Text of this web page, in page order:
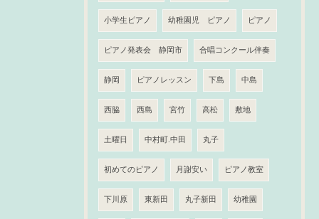
小学生ピアノ 幼稚園児 ピアノ ピアノ
ピアノ発表会 静岡市 合唱コンクール伴奏
静岡 ピアノレッスン 下島 中島
西脇 西島 宮竹 高松 敷地
土曜日 中村町.中田 丸子
初めてのピアノ 月謝安い ピアノ教室
下川原 東新田 丸子新田 幼稚園